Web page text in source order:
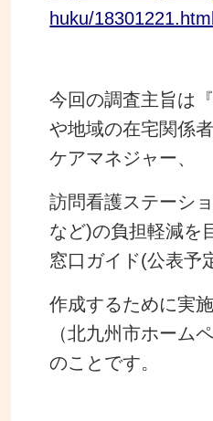
huku/
今回の調査主旨は
や地域の在宅関係
ケアマネジャー、
訪問看護ステーシ
など)の負担軽減を
窓口ガイド(公表予
作成するために実
（北九州市ホーム
のことです。